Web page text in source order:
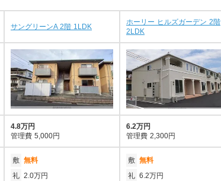
サングリーンA 2階 1LDK
ホーリー ヒルズガーデン 2階
2LDK
4.8万円
管理費 5,000円
6.2万円
管理費 2,300円
敷 無料
礼 2.0万円
敷 無料
礼 6.2万円